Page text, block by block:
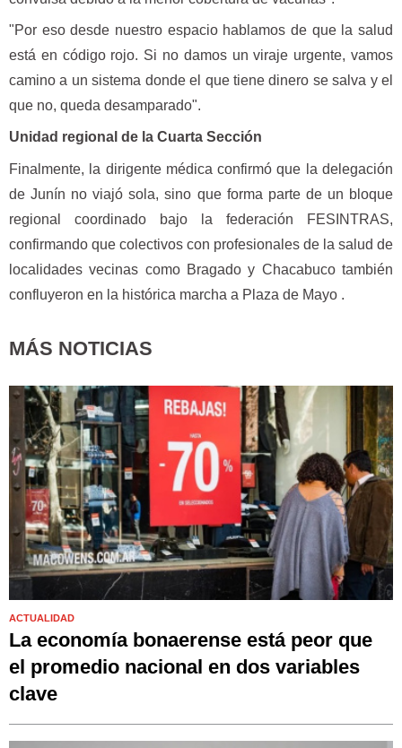
"Por eso desde nuestro espacio hablamos de que la salud
está en código rojo. Si no damos un viraje urgente, vamos
camino a un sistema donde el que tiene dinero se salva y el
que no, queda desamparado".
Unidad regional de la Cuarta Sección
Finalmente, la dirigente médica confirmó que la delegación
de Junín no viajó sola, sino que forma parte de un bloque
regional coordinado bajo la federación FESINTRAS,
confirmando que colectivos con profesionales de la salud de
localidades vecinas como Bragado y Chacabuco también
confluyeron en la histórica marcha a Plaza de Mayo .
MÁS NOTICIAS
ACTUALIDAD
La economía bonaerense está peor que
el promedio nacional en dos variables
clave